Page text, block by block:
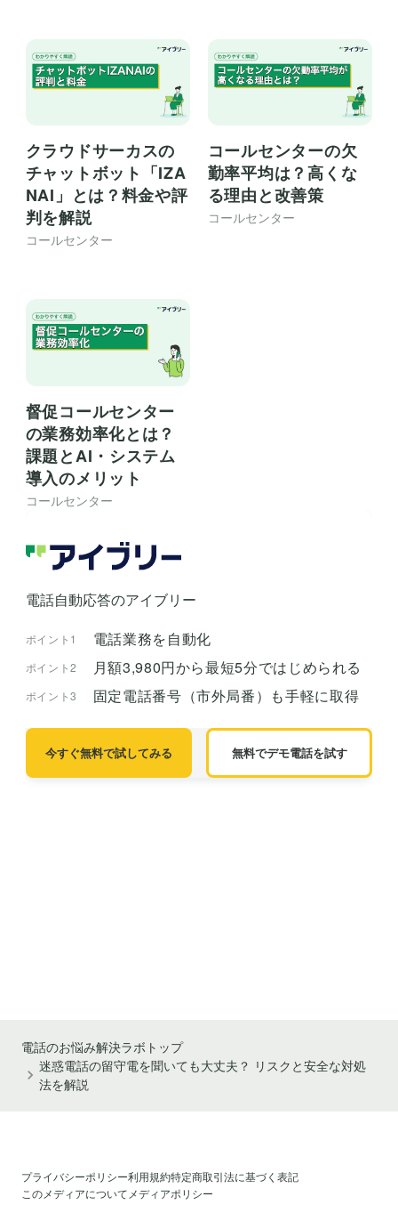
クラウドサーカスの
チャットボット「IZA
NAI」とは？料金や評
判を解説
コールセンター
コールセンターの欠
勤率平均は？高くな
る理由と改善策
コールセンター
督促コールセンター
の業務効率化とは？
課題とAI・システム
導入のメリット
コールセンター
電話自動応答のアイブリー
ポイント1 電話業務を自動化
ポイント2 月額3,980円から最短5分ではじめられる
ポイント3 固定電話番号（市外局番）も手軽に取得
今すぐ無料で試してみる 無料でデモ電話を試す
電話のお悩み解決ラボトップ
迷惑電話の留守電を聞いても大丈夫？ リスクと安全な対処
法を解説
プライバシーポリシー利用規約特定商取引法に基づく表記
このメディアについて メディアポリシー